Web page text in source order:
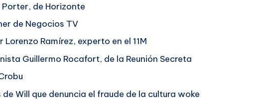
de Horizonte
de Negocios TV
Ramírez, experto en el 11M
Guillermo Rocafort, de la Reunión Secreta
Will que denuncia el fraude de la cultura woke